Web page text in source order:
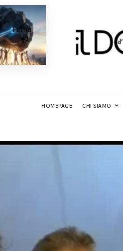
Firma
HOMEPAGE CHI SIAMO